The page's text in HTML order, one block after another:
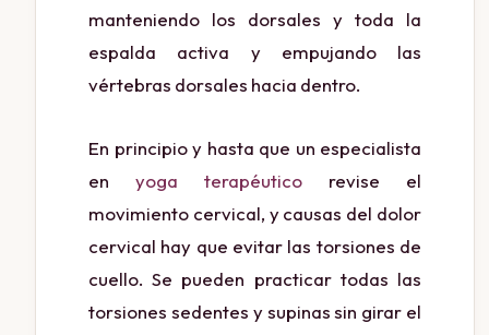
manteniendo los dorsales y toda la
espalda activa y empujando las
vértebras dorsales hacia dentro.
En principio y hasta que un especialista
en yoga terapéutico revise el
movimiento cervical, y causas del dolor
cervical hay que evitar las torsiones de
cuello. Se pueden practicar todas las
torsiones sedentes y supinas sin girar el